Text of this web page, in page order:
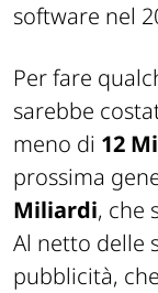
software nel
Per fare
sarebbe
meno di 12
prossima
Miliardi, che
Al netto delle
pubblicità,